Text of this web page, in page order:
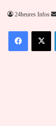
24heures Infos
FacebookX